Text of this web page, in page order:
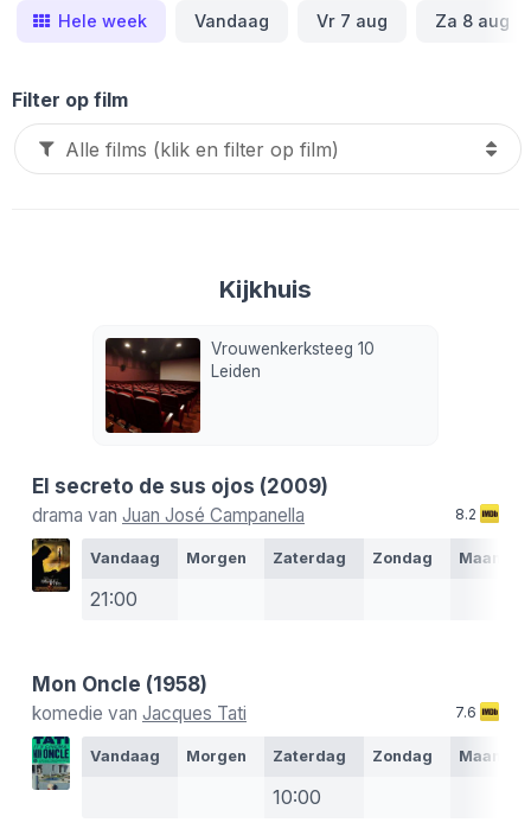
Hele week Vandaag Vr 7 aug Za 8 aug
Filter op film
Kijkhuis
Vrouwenkerksteeg 10
Leiden
El secreto de sus ojos (2009)
drama van Juan José Campanella 8.2
Vandaag Morgen Zaterdag Zondag Maandag
21:00
Mon Oncle (1958)
komedie van Jacques Tati 7.6
Vandaag Morgen Zaterdag Zondag Maandag
10:00